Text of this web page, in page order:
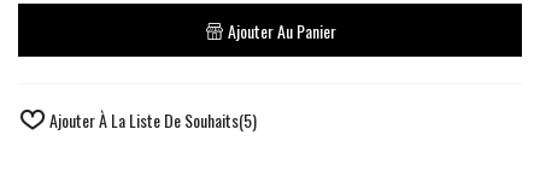
Ajouter Au Panier
Ajouter À La Liste De Souhaits(5)